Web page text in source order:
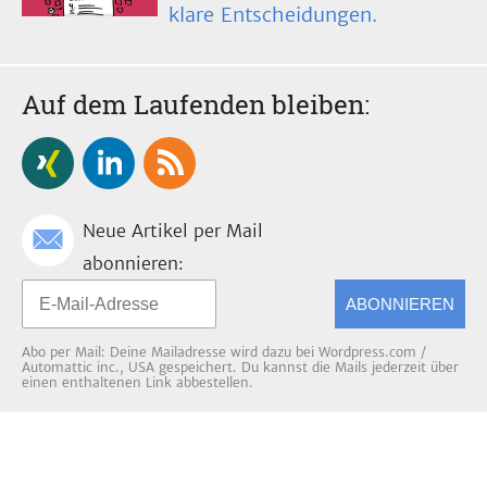
klare Entscheidungen.
Auf dem Laufenden bleiben:
Neue Artikel per Mail
abonnieren:
ABONNIEREN
Abo per Mail: Deine Mailadresse wird dazu bei Wordpress.com /
Automattic inc., USA gespeichert. Du kannst die Mails jederzeit über
einen enthaltenen Link abbestellen.